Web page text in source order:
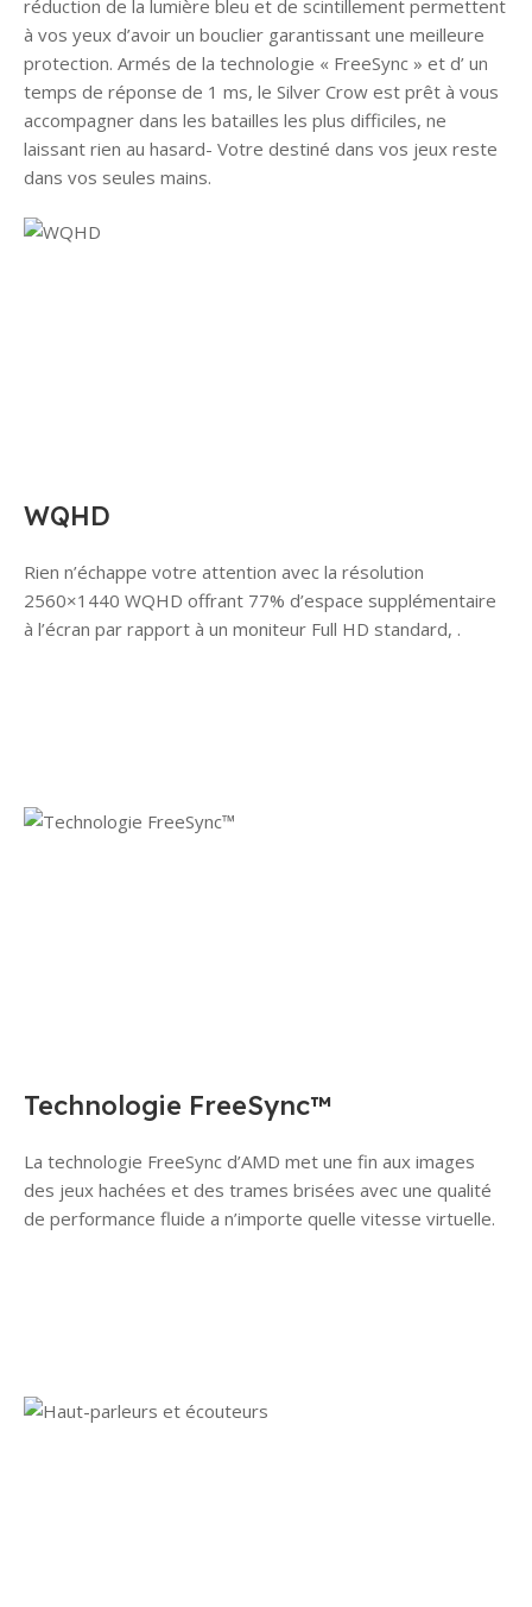
réduction de la lumière bleu et de scintillement permettent
à vos yeux d’avoir un bouclier garantissant une meilleure
protection. Armés de la technologie « FreeSync » et d’ un
temps de réponse de 1 ms, le Silver Crow est prêt à vous
accompagner dans les batailles les plus difficiles, ne
laissant rien au hasard- Votre destiné dans vos jeux reste
dans vos seules mains.
WQHD
Rien n’échappe votre attention avec la résolution
2560×1440 WQHD offrant 77% d’espace supplémentaire
à l’écran par rapport à un moniteur Full HD standard, .
Technologie FreeSync™
La technologie FreeSync d’AMD met une fin aux images
des jeux hachées et des trames brisées avec une qualité
de performance fluide a n’importe quelle vitesse virtuelle.